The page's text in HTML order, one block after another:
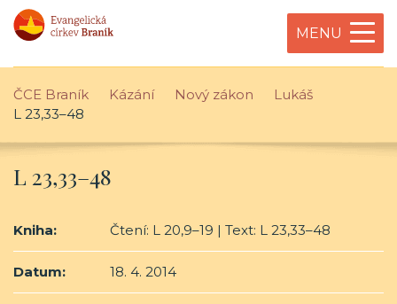
MENU
ČCE Braník Kázání Nový zákon
Lukáš
L 23,33–48
L 23,33–48
Kniha: Čtení: L 20,9–19 | Text: L 23,33–48
Datum: 18. 4. 2014